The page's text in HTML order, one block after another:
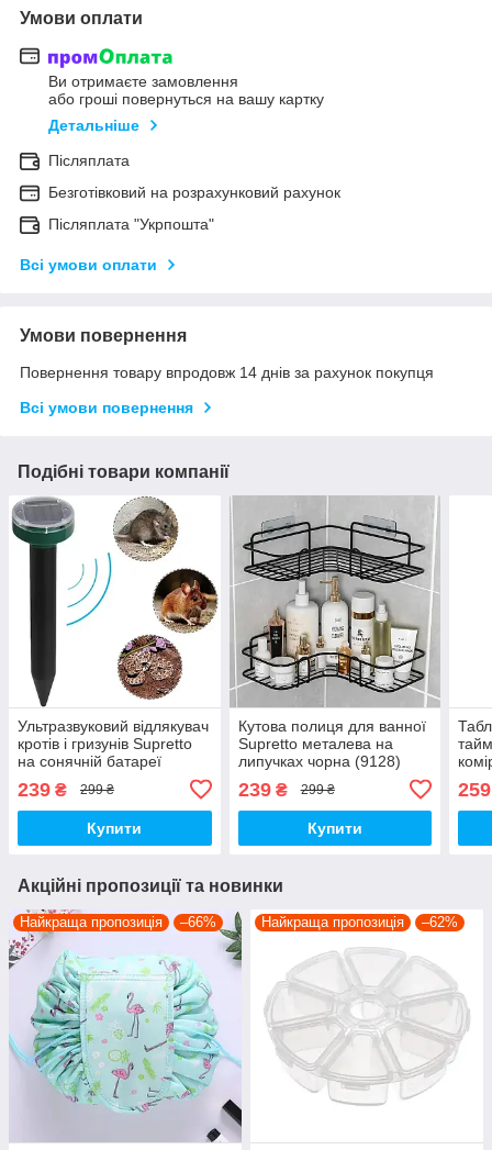
Умови оплати
Ви отримаєте замовлення
або гроші повернуться на вашу картку
Детальніше
Післяплата
Безготівковий на розрахунковий рахунок
Післяплата "Укрпошта"
Всі умови оплати
Умови повернення
Повернення товару впродовж 14 днів за рахунок покупця
Всі умови повернення
Подібні товари компанії
Ультразвуковий відлякувач
кротів і гризунів Supretto
на сонячній батареї
239 ₴ 299 ₴
Купити
Кутова полиця для ванної
Supretto металева на
липучках чорна (9128)
239₴ 299 ₴
Купити
259
Акційні пропозиції та новинки
Найкраща пропозиція –66% Найкраща пропозиція –62%